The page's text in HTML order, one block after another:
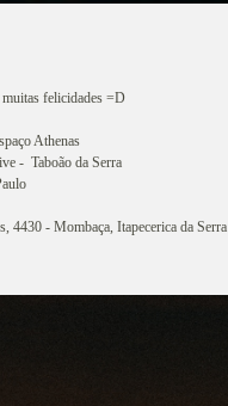
felicidades =D
Athenas
- Taboão da Serra
4430 - Mombaça, Itapecerica da Serra